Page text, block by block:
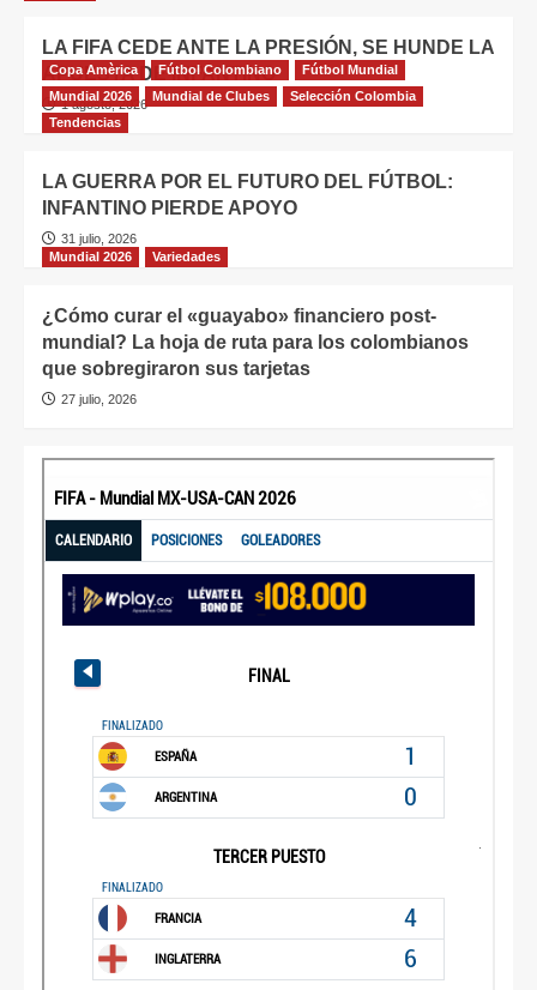
LA FIFA CEDE ANTE LA PRESIÓN, SE HUNDE LA
APUESTA DE INFANTINO
1 agosto, 2026
Copa Amèrica Fútbol Colombiano
Fútbol Mundial
Mundial 2026
Mundial de Clubes
Selección Colombia
Tendencias
LA GUERRA POR EL FUTURO DEL FÚTBOL:
INFANTINO PIERDE APOYO
31 julio, 2026
Mundial 2026
Variedades
¿Cómo curar el «guayabo» financiero post-
mundial? La hoja de ruta para los colombianos
que sobregiraron sus tarjetas
27 julio, 2026